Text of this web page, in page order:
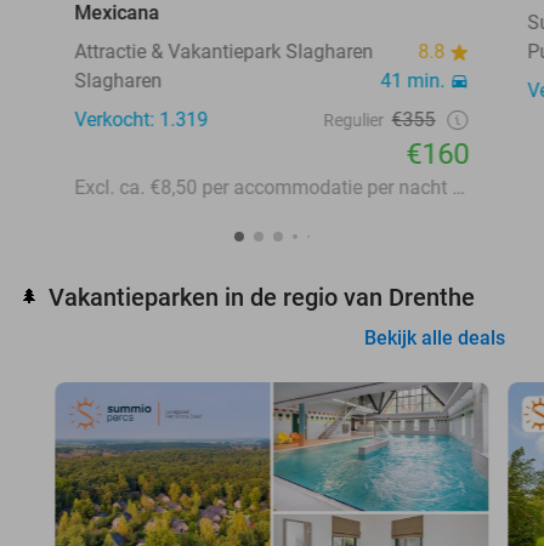
Mexicana
Attractie & Vakantiepark Slagharen
8.8
Slagharen
41 min.
Verkocht: 1.319
Regulier €355
€160
Excl. ca. €8,50 per accommodatie per nacht aan lokale heffingen
🌲 Vakantieparken in de regio van Drenthe
Bekijk alle deals